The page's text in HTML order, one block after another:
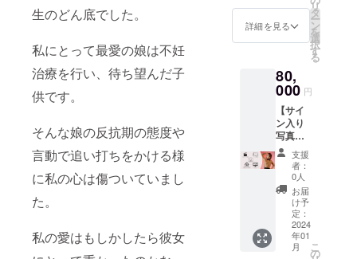
生のどん底でした。
私にとって最愛の娘は不妊
治療を行い、待ち望んだ子
供です。
そんな娘の反抗期の態度や
言動で追い打ちをかける様
に私の心は傷ついていまし
た。
私の愛はもしかしたら彼女
（60分
程度）
※リ
ターン
時期や
詳細に
ついて
は本文
も併せ
てご参
照下さ
い。 ※
メール
アドレ
スのお
間違い
入り写
真集を
■お礼の
動画
ご本人
が撮影
したお
礼動画
■オンラ
イント
レーニ
ング指
導（60
分程
度）
ご本人
とご自
イント
レーニ
ング指
導(120
礼メッ
セージ
動画】
サイン
入り写
真集に
プラス
して、
お礼の
動画が
メール
で届き
ます。
また、
後日行
詳細を見る
リ
タ
ー
ン
を
選
択
す
る
80,
000 円
【サイ
ン入り
写真集
＋出張
トレー
ニング
指導(東
京在住
女性限
定60分)
または
オンラ
支援
者：
0人
お届
け予
定：
2024
年01
月
こ
の